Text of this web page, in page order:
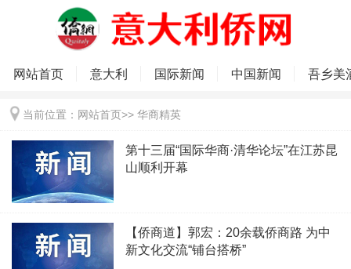
网站首页 意大利 国际新闻 中国新闻 吾乡美
当前位置： 网站首页>> 华商精英
第十三届“国际华商·清华论坛”在江苏昆
山顺利开幕
【侨商道】郭宏：20余载侨商路 为中
新文化交流“铺台搭桥”